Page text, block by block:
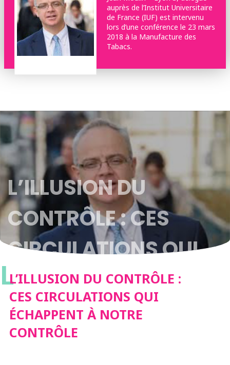
auprès de l’Institut Universitaire
de France (IUF) est intervenu
lors d’une conférence le 23 mars
2018 à la Manufacture des
Tabacs.
L’ILLUSION DU
CONTRÔLE : CES
CIRCULATIONS QUI
ÉCHAPPENT À NOTRE
CONTRÔLE
LL’ILLUSION DU CONTRÔLE :
CES CIRCULATIONS QUI
ÉCHAPPENT À NOTRE
CONTRÔLE